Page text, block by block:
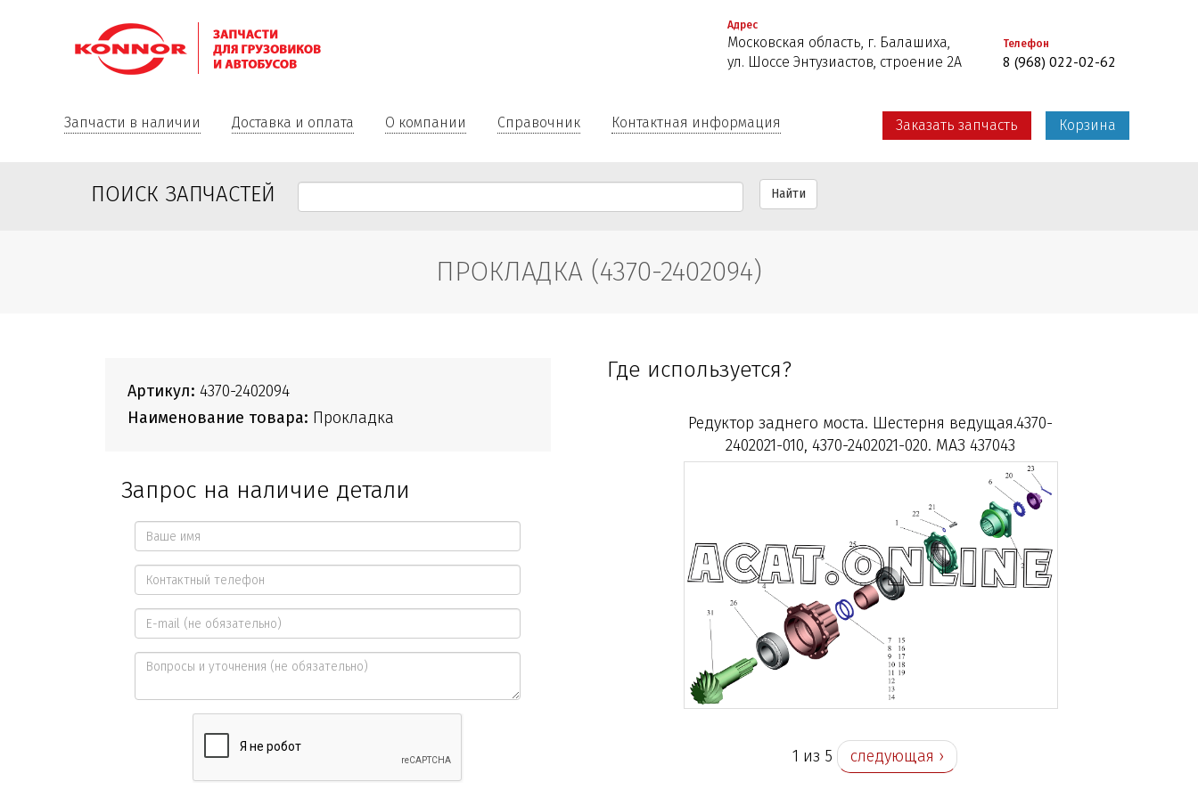
Адрес
Московская область, г. Балашиха,
ул. Шоссе Энтузиастов, строение 2А
Телефон
8 (968) 022-02-62
Запчасти в наличии Доставка и оплата О компании Справочник Контактная информация Заказать запчасть Корзина
ПОИСК ЗАПЧАСТЕЙ Найти
ПРОКЛАДКА (4370-2402094)
Артикул: 4370-2402094
Наименование товара: Прокладка
Запрос на наличие детали
Ваше
имя
*
Контактный
телефон
*
E-
mail
Вопросы
уточнения
Где используется?
Редуктор заднего моста. Шестерня ведущая.4370-
2402021-010, 4370-2402021-020. МАЗ 437043
1 из 5 следующая ›